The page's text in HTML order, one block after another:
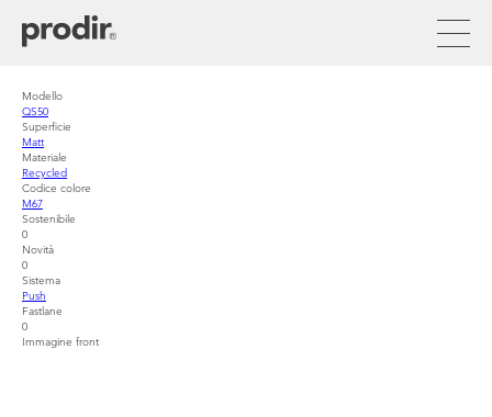
Modello
QS50
Superficie
Matt
Materiale
Recycled
Codice colore
M67
Sostenibile
0
Novità
0
Sistema
Push
Fastlane
0
Immagine front